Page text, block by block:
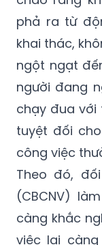
phả ra từ
khai thác,
ngột ngạt
người đang
chạy đua
tuyệt đối
công việc
Theo đó,
(CBCNV)
càng khắc
việc lại